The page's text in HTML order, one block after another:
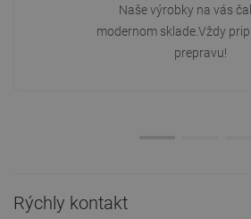
Naše výrobky na vás
modernom sklade.Vždy
prepravu!
Rýchly kontakt